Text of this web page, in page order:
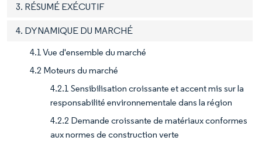
3. RÉSUMÉ EXÉCUTIF
4. DYNAMIQUE DU MARCHÉ
4.1 Vue d'ensemble du marché
4.2 Moteurs du marché
4.2.1 Sensibilisation croissante et accent mis sur la
responsabilité environnementale dans la région
4.2.2 Demande croissante de matériaux conformes
aux normes de construction verte